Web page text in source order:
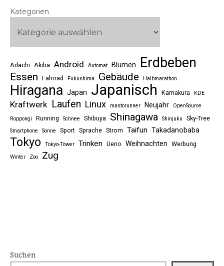
Kategorien
Adachi Akiba Android Automat Blumen Erdbeben
Essen Fahrrad Fukushima Gebäude Halbmarathon
Hiragana Japan Japanisch Kamakura KDE
Kraftwerk Laufen Linux mastorunner Neujahr
OpenSource
Roppongi
Running Schnee Shibuya Shinagawa Shinjuku Sky-Tree
Smartphone Sonne Sport Sprache Strom Taifun Takadanobaba
Tokyo Tokyo-Tower Trinken Ueno Weihnachten Werbung
Winter Zoo Zug
Suchen